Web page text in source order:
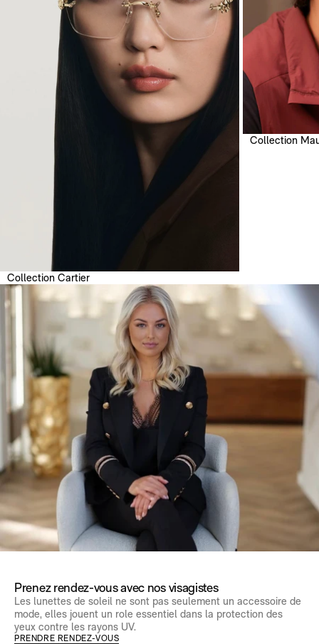
Collection Cartier
Collection
Prenez rendez-vous avec nos visagistes
Les lunettes de soleil ne sont pas seulement un accessoire de
mode, elles jouent un role essentiel dans la protection des
yeux contre les rayons UV.
PRENDRE RENDEZ-VOUS